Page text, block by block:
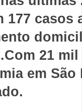
177 casos
21
em